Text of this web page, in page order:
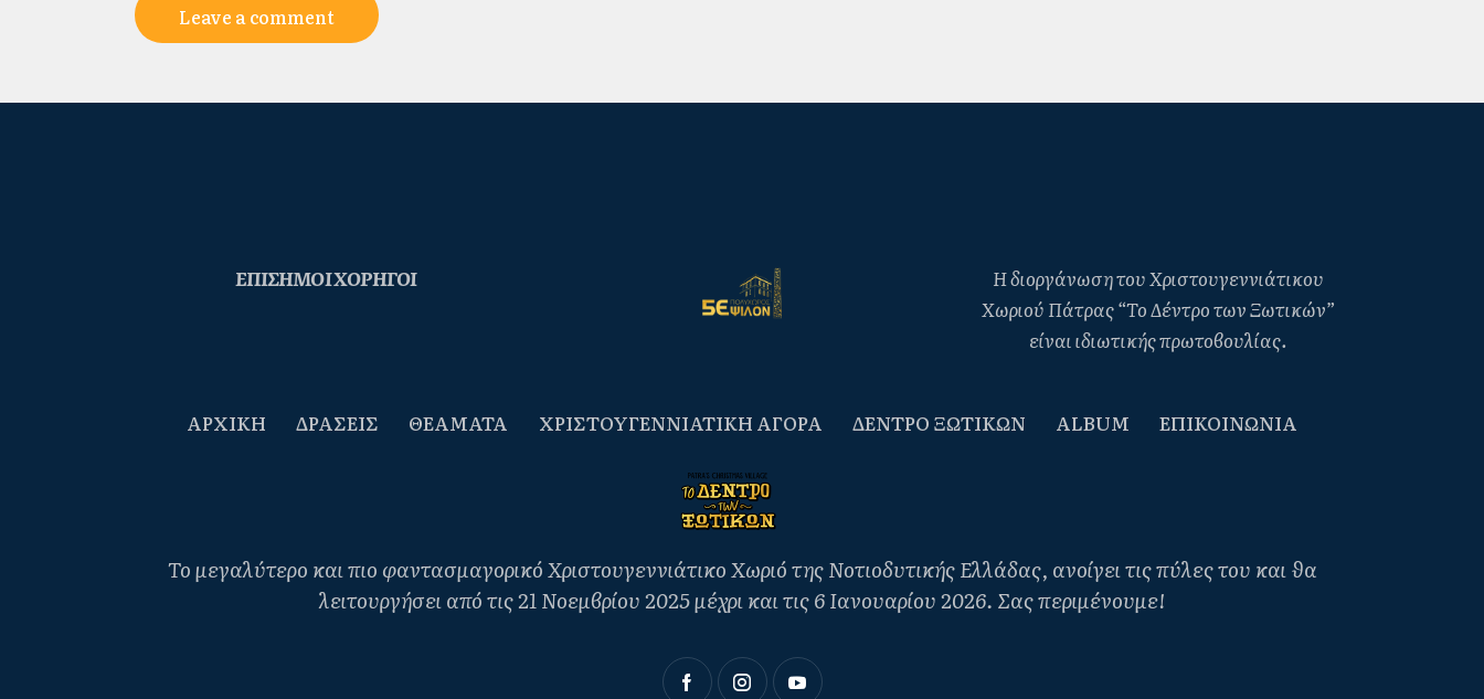
ΕΠΙΣΗΜΟΙ ΧΟΡΗΓΟΙ
Η διοργάνωση του Χριστουγεννιάτικου
Χωριού Πάτρας “Το Δέντρο των Ξωτικών”
είναι ιδιωτικής πρωτοβουλίας.
ΑΡΧΙΚΗ ΔΡΑΣΕΙΣ ΘΕΑΜΑΤΑ ΧΡΙΣΤΟΥΓΕΝΝΙΑΤΙΚΗ ΑΓΟΡΑ ΔΕΝΤΡΟ ΞΩΤΙΚΩΝ ALBUM ΕΠΙΚΟΙΝΩΝΙΑ
Το μεγαλύτερο και πιο φαντασμαγορικό Χριστουγεννιάτικο Χωριό της Νοτιοδυτικής Ελλάδας, ανοίγει τις πύλες του και θα
λειτουργήσει από τις 21 Νοεμβρίου 2025 μέχρι και τις 6 Ιανουαρίου 2026. Σας περιμένουμε!